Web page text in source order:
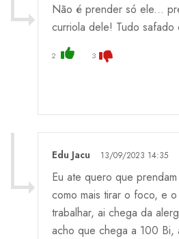
Não é prender só ele...
curriola dele! Tudo safado
2 3
Edu Jacu 13/09/2023 14:35
Eu ate quero que
como mais tirar o foco, e
trabalhar, ai chega da
acho que chega a 100